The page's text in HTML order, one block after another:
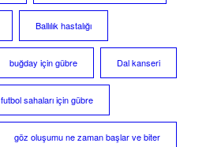
Ballılık hastalığı
buğday için gübre Dal kanseri
futbol sahaları için gübre
göz oluşumu ne zaman başlar ve biter